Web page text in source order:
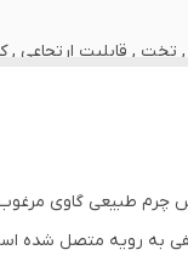
, تخت , قابلیت ارتجاعی
چرم طبیعی گاوی
رویه متصل شده است